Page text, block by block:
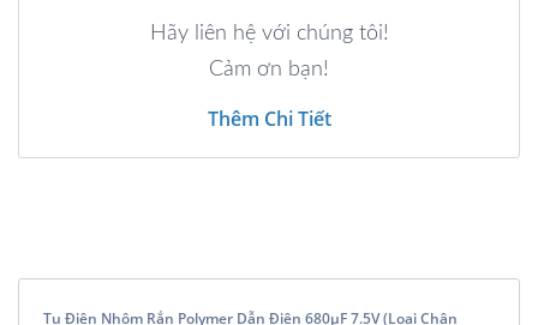
Hãy liên hệ với chúng tôi!
Cảm ơn bạn!
Thêm Chi Tiết
Tụ Điện Nhôm Rắn Polymer Dẫn Điện 680μF 7.5V (loại Chân